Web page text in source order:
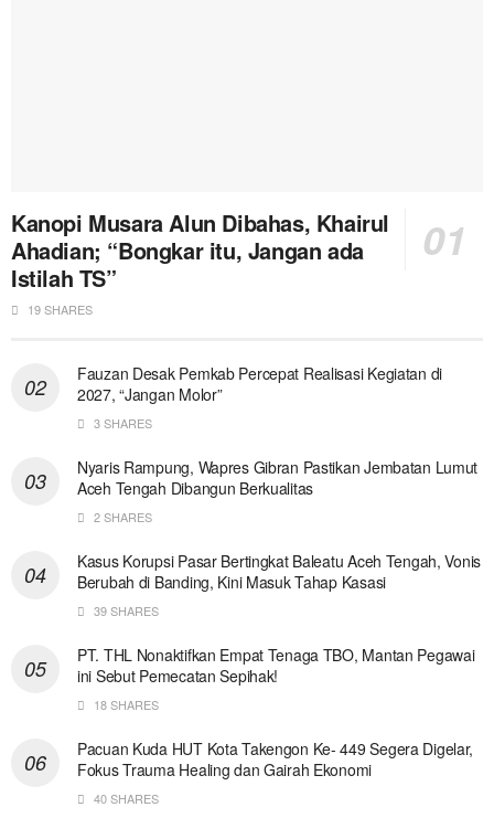
Kanopi Musara Alun Dibahas, Khairul
Ahadian; “Bongkar itu, Jangan ada
Istilah TS”
19 SHARES
Fauzan Desak Pemkab Percepat Realisasi Kegiatan di
2027, “Jangan Molor”
3 SHARES
Nyaris Rampung, Wapres Gibran Pastikan Jembatan Lumut
Aceh Tengah Dibangun Berkualitas
2 SHARES
Kasus Korupsi Pasar Bertingkat Baleatu Aceh Tengah, Vonis
Berubah di Banding, Kini Masuk Tahap Kasasi
39 SHARES
PT. THL Nonaktifkan Empat Tenaga TBO, Mantan Pegawai
ini Sebut Pemecatan Sepihak!
18 SHARES
Pacuan Kuda HUT Kota Takengon Ke- 449 Segera Digelar,
Fokus Trauma Healing dan Gairah Ekonomi
40 SHARES